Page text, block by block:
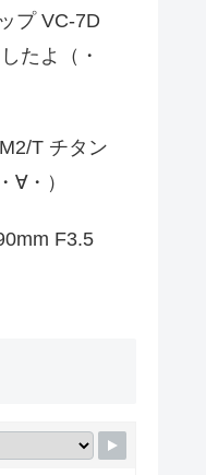
プ VC-7D
たよ（・
T チタン
∀・）
F3.5